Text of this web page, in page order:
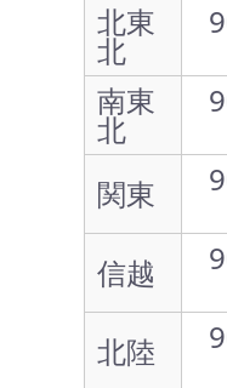
北東
北
南東
北
関東
信越
北陸